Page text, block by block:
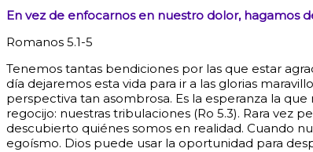
En vez de enfocarnos en nuestro dolor, hagamos
Romanos 5.1-5
Tenemos tantas bendiciones por las que estar
día dejaremos esta vida para ir a las glorias
perspectiva tan asombrosa. Es la esperanza la
regocijo: nuestras tribulaciones (Ro 5.3). Rara vez
descubierto quiénes somos en realidad. Cuando
egoísmo. Dios puede usar la oportunidad para